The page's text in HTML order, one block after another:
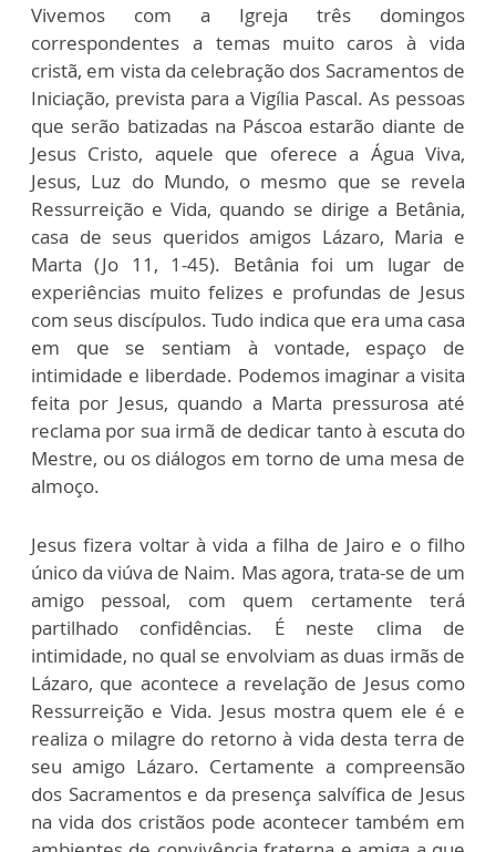
Vivemos com a Igreja três domingos
correspondentes a temas muito caros à vida
cristã, em vista da celebração dos Sacramentos de
Iniciação, prevista para a Vigília Pascal. As pessoas
que serão batizadas na Páscoa estarão diante de
Jesus Cristo, aquele que oferece a Água Viva,
Jesus, Luz do Mundo, o mesmo que se revela
Ressurreição e Vida, quando se dirige a Betânia,
casa de seus queridos amigos Lázaro, Maria e
Marta (Jo 11, 1-45). Betânia foi um lugar de
experiências muito felizes e profundas de Jesus
com seus discípulos. Tudo indica que era uma casa
em que se sentiam à vontade, espaço de
intimidade e liberdade. Podemos imaginar a visita
feita por Jesus, quando a Marta pressurosa até
reclama por sua irmã de dedicar tanto à escuta do
Mestre, ou os diálogos em torno de uma mesa de
almoço.
Jesus fizera voltar à vida a filha de Jairo e o filho
único da viúva de Naim. Mas agora, trata-se de um
amigo pessoal, com quem certamente terá
partilhado confidências. É neste clima de
intimidade, no qual se envolviam as duas irmãs de
Lázaro, que acontece a revelação de Jesus como
Ressurreição e Vida. Jesus mostra quem ele é e
realiza o milagre do retorno à vida desta terra de
seu amigo Lázaro. Certamente a compreensão
dos Sacramentos e da presença salvífica de Jesus
na vida dos cristãos pode acontecer também em